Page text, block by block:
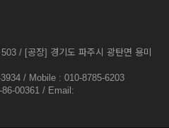
/ [공장] 경기도 파주시 광탄면 용미
/ Mobile : 010-8785-6203
86-00361 / Email: